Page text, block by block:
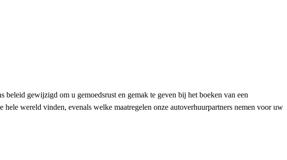
gewijzigd om u gemoedsrust en gemak te geven bij het boeken van een
wereld vinden, evenals welke maatregelen onze autoverhuurpartners nemen voor uw